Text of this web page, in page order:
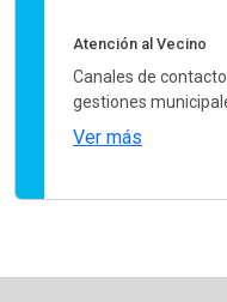
Atención al Vecino
Canales de
gestiones
Ver más